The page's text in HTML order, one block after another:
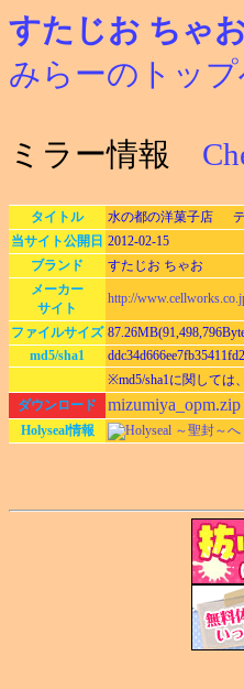
すたじお ちゃ
みらーのトップ
ミラー情報
タイトル
水の都の洋菓子店 デ
当サイト公開日 2012-02-15
ブランド
すたじお ちゃお
メーカー
サイト
http://
ファイルサイズ
md5/sha1
※md5/sha1に関しては
ダウンロード
mizumiya_opm.zip
Holyseal情報
Holyseal ～聖封～へ